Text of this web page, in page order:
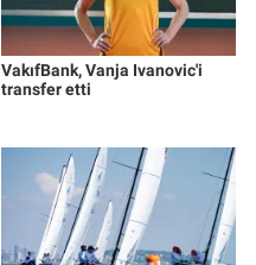
VakıfBank, Vanja Ivanovic'i
transfer etti